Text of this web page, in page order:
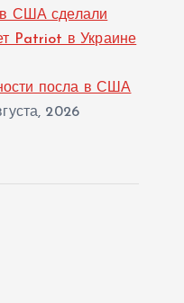
США сделали
Patriot в Украине
посла в США
2026